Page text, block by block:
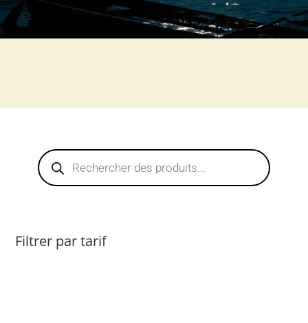
Recherche
de
produits
Filtrer par tarif